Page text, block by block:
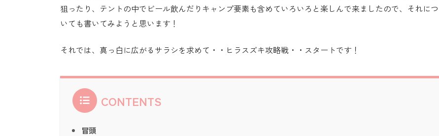
狙ったり、テントの中でビール飲んだりキャンプ要素も含めていろいろと楽しんで来ましたので、それにつ
いても書いてみようと思います！
それでは、真っ白に広がるサラシを求めて・・ヒラスズキ攻略戦・・スタートです！
CONTENTS
冒頭